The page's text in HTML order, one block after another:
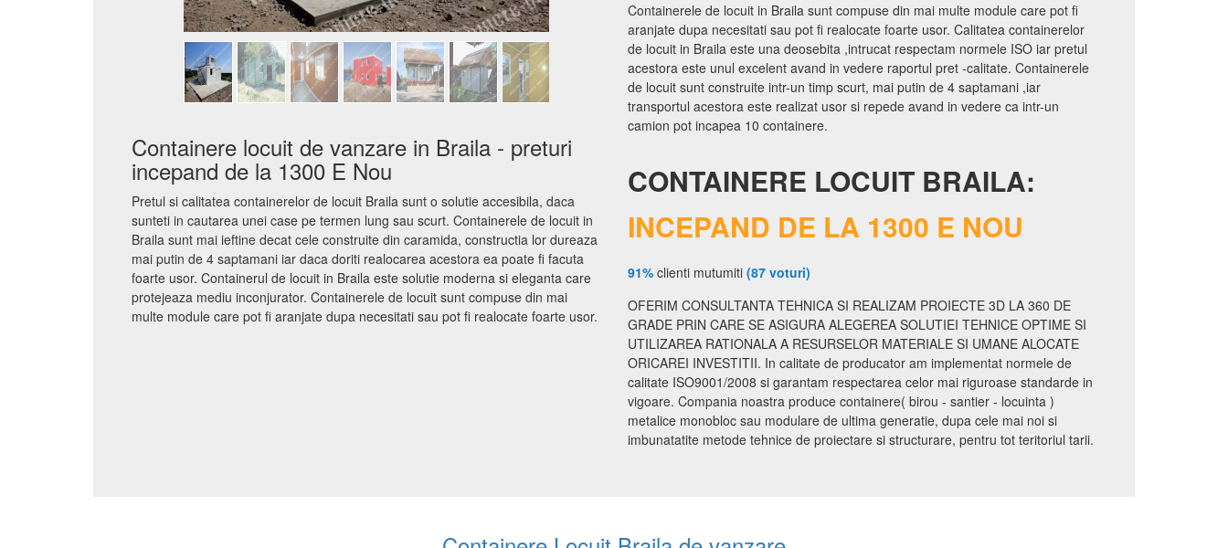
Containere locuit de vanzare in Braila - preturi
incepand de la 1300 E Nou
Pretul si calitatea containerelor de locuit Braila sunt o solutie accesibila, daca
sunteti in cautarea unei case pe termen lung sau scurt. Containerele de locuit in
Braila sunt mai ieftine decat cele construite din caramida, constructia lor dureaza
mai putin de 4 saptamani iar daca doriti realocarea acestora ea poate fi facuta
foarte usor. Containerul de locuit in Braila este solutie moderna si eleganta care
protejeaza mediu inconjurator. Containerele de locuit sunt compuse din mai
multe module care pot fi aranjate dupa necesitati sau pot fi realocate foarte usor.
Containerele de locuit in Braila sunt compuse din mai multe module care pot fi
aranjate dupa necesitati sau pot fi realocate foarte usor. Calitatea containerelor
de locuit in Braila este una deosebita ,intrucat respectam normele ISO iar pretul
acestora este unul excelent avand in vedere raportul pret -calitate. Containerele
de locuit sunt construite intr-un timp scurt, mai putin de 4 saptamani ,iar
transportul acestora este realizat usor si repede avand in vedere ca intr-un
camion pot incapea 10 containere.
CONTAINERE LOCUIT BRAILA:
INCEPAND DE LA 1300 E NOU
91% clienti mutumiti (87 voturi)
OFERIM CONSULTANTA TEHNICA SI REALIZAM PROIECTE 3D LA 360 DE
GRADE PRIN CARE SE ASIGURA ALEGEREA SOLUTIEI TEHNICE OPTIME SI
UTILIZAREA RATIONALA A RESURSELOR MATERIALE SI UMANE ALOCATE
ORICAREI INVESTITII. In calitate de producator am implementat normele de
calitate ISO9001/2008 si garantam respectarea celor mai riguroase standarde in
vigoare. Compania noastra produce containere( birou - santier - locuinta )
metalice monobloc sau modulare de ultima generatie, dupa cele mai noi si
imbunatatite metode tehnice de proiectare si structurare, pentru tot teritoriul tarii.